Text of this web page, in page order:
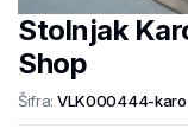
Stolnjak
Shop
Šifra: VLK000444-karo